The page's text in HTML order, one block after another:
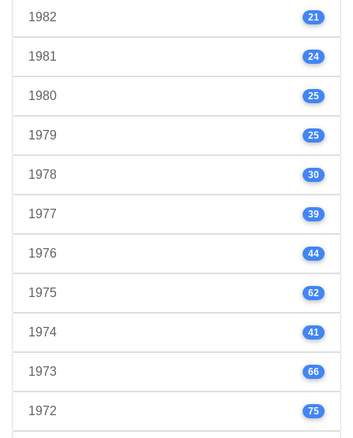
1982 21
1981 24
1980 25
1979 25
1978 30
1977 39
1976 44
1975 62
1974 41
1973 66
1972 75